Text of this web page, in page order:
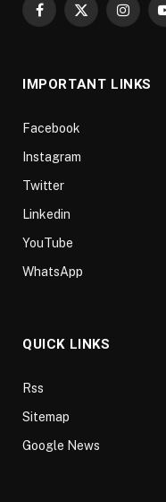
Facebook
X
IMPORTANT LINKS
Facebook
Instagram
Twitter
Linkedin
YouTube
WhatsApp
QUICK LINKS
Rss
Sitemap
Google News